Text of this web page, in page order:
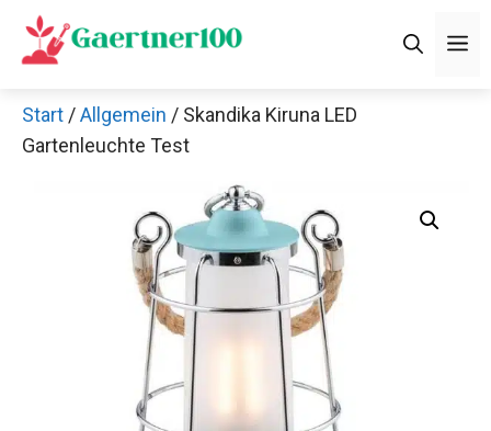
Zum
Inhalt
Start /Allgemein / Skandika Kiruna LED
Gartenleuchte Test